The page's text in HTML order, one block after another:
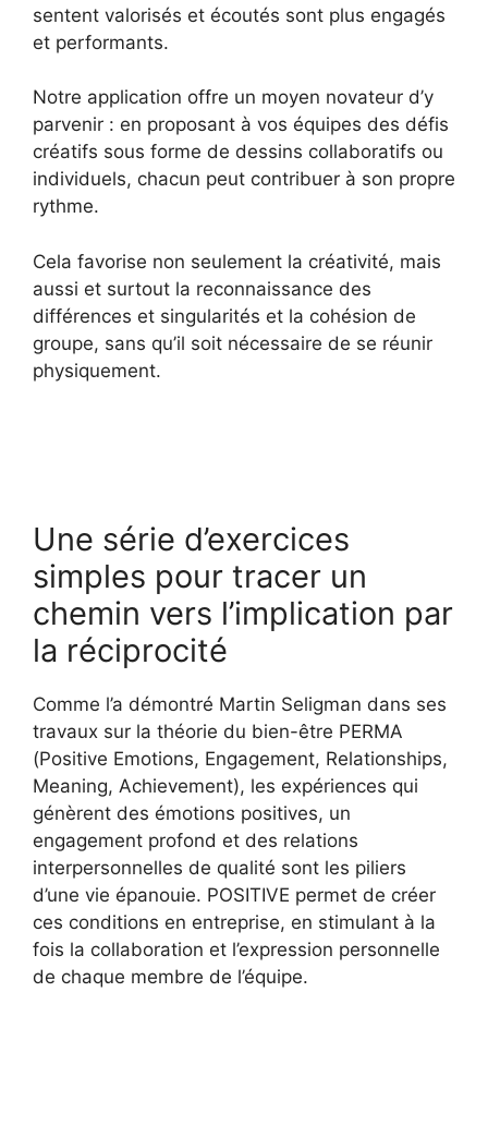
sentent valorisés et écoutés sont plus engagés
et performants.
Notre application offre un moyen novateur d’y
parvenir : en proposant à vos équipes des défis
créatifs sous forme de dessins collaboratifs ou
individuels, chacun peut contribuer à son propre
rythme.
Cela favorise non seulement la créativité, mais
aussi et surtout la reconnaissance des
différences et singularités et la cohésion de
groupe, sans qu’il soit nécessaire de se réunir
physiquement.
Une série d’exercices
simples pour tracer un
chemin vers l’implication par
la réciprocité
Comme l’a démontré Martin Seligman dans ses
travaux sur la théorie du bien-être PERMA
(Positive Emotions, Engagement, Relationships,
Meaning, Achievement), les expériences qui
génèrent des émotions positives, un
engagement profond et des relations
interpersonnelles de qualité sont les piliers
d’une vie épanouie. POSITIVE permet de créer
ces conditions en entreprise, en stimulant à la
fois la collaboration et l’expression personnelle
de chaque membre de l’équipe.